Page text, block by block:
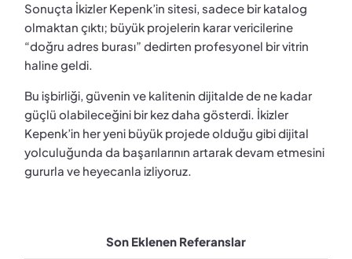
Sonuçta İkizler Kepenk’in sitesi, sadece bir katalog
olmaktan çıktı; büyük projelerin karar vericilerine
“doğru adres burası” dedirten profesyonel bir vitrin
haline geldi.
Bu işbirliği, güvenin ve kalitenin dijitalde de ne kadar
güçlü olabileceğini bir kez daha gösterdi. İkizler
Kepenk’in her yeni büyük projede olduğu gibi dijital
yolculuğunda da başarılarının artarak devam etmesini
gururla ve heyecanla izliyoruz.
Son Eklenen Referanslar